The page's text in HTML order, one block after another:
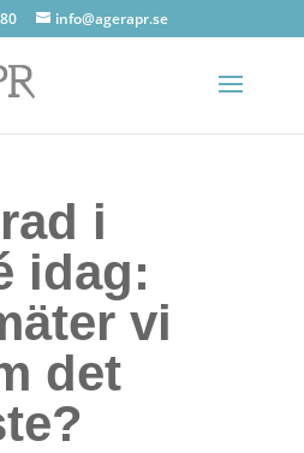
info@agerapr.se
i
idag:
vi
det